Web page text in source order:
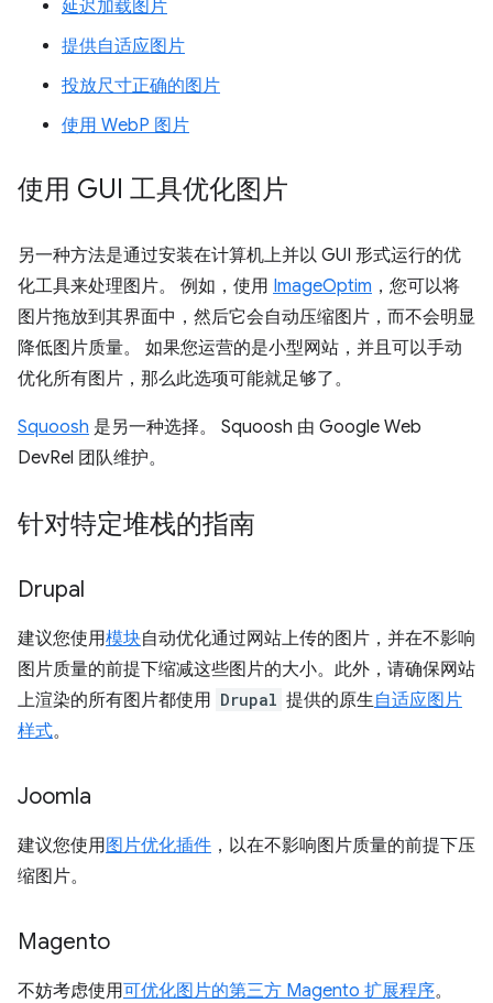
延迟加载图片
提供自适应图片
投放尺寸正确的图片
使用 WebP 图片
使用 GUI 工具优化图片
另一种方法是通过安装在计算机上并以 GUI 形式运行的优
化工具来处理图片。 例如，使用 ImageOptim ，您可以将
图片拖放到其界面中，然后它会自动压缩图片，而不会明显
降低图片质量。 如果您运营的是小型网站，并且可以手动
优化所有图片，那么此选项可能就足够了。
Squoosh 是另一种选择。 Squoosh 由 Google Web
DevRel 团队维护。
针对特定堆栈的指南
Drupal
建议您使用模块自动优化通过网站上传的图片，并在不影响
图片质量的前提下缩减这些图片的大小。此外，请确保网站
上渲染的所有图片都使用 Drupal 提供的原生自适应图片
样式。
Joomla
建议您使用图片优化插件 ，以在不影响图片质量的前提下压
缩图片。
Magento
不妨考虑使用可优化图片的第三方 Magento 扩展程序。